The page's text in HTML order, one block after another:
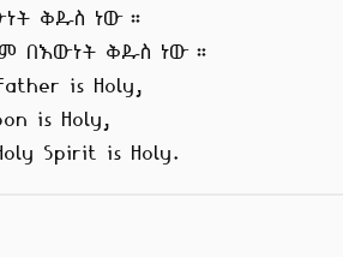
ቅዱስ ነው።
በእውነት ቅዱስ ነው።
is Holy,
is Holy,
Spirit is Holy.